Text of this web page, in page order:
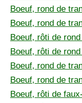
Boeuf, rond de
Boeuf, rond de
Boeuf, rôti de
Boeuf, rôti de
Boeuf, rond de
Boeuf, rond de
Boeuf, rôti de